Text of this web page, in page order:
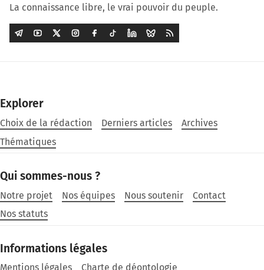
La connaissance libre, le vrai pouvoir du peuple.
Explorer
Choix de la rédaction Derniers articles
Archives
Thématiques
Qui sommes-nous ?
Notre projet Nos équipes Nous soutenir
Contact
Nos statuts
Informations légales
Mentions légales Charte de déontologie